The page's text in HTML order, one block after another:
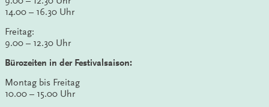
14.00 – 16.30 Uhr
Freitag:
9.00 – 12.30 Uhr
Bürozeiten in der Festivalsaison:
Montag bis Freitag
10.00 – 15.00 Uhr